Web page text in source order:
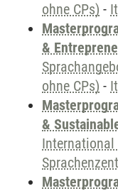
ohne CPs) -
&
ohne CPs) -
&
International